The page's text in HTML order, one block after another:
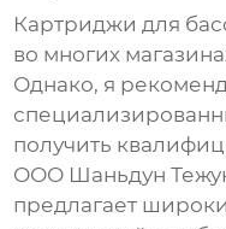
Картриджи для
во многих
Однако, я
получить
ООО Шаньдун
предлагает